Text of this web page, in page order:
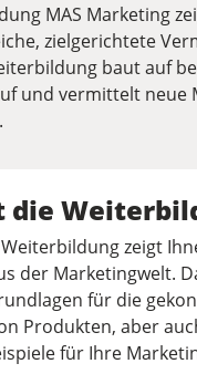
MAS Marketing
zielgerichtete
baut auf
und vermittelt neue
die
zeigt
der Marketingwelt.
für die
Produkten, aber
für Ihre